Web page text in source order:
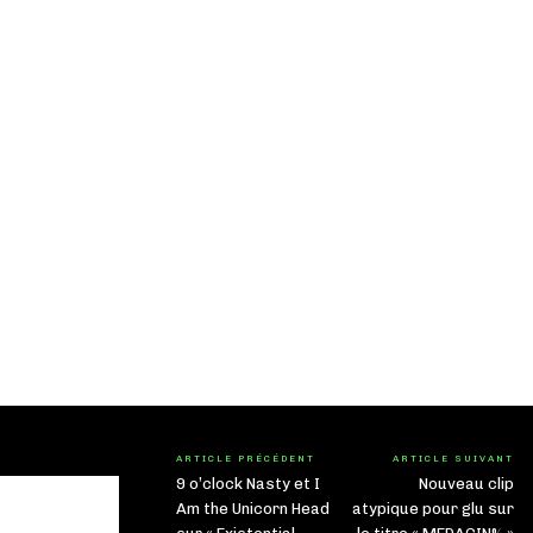
ARTICLE PRÉCÉDENT
9 o’clock Nasty et I
Am the Unicorn Head
ARTICLE SUIVANT
Nouveau clip
atypique pour glu sur